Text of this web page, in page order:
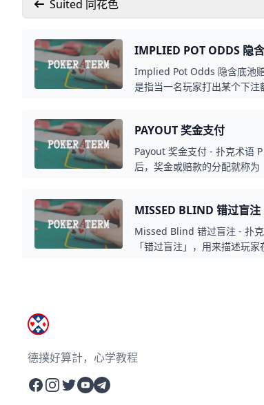
Suited 同花色
IMPLIED POT ODDS 隐
Implied Pot Odds 隐含底池
是指当一名玩家打出某个下
Odds」（隐含底池赔率）。
PAYOUT 奖金支付
Payout 奖金支付 - 扑克术语
后，奖金或赔款的分配就称
MISSED BLIND 错过盲注
Missed Blind 错过盲注 - 扑
「错过盲注」，用来描述玩
德撲好算計，心学教程
Facebook
Instagram
Twitter
YouTube
Telegram